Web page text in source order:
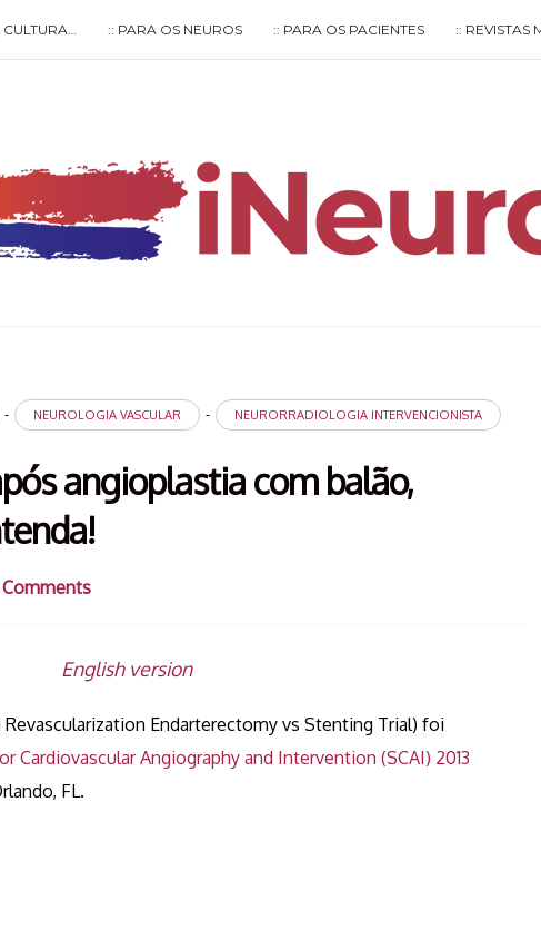
CULTURA… :: PARA OS NEUROS :: PARA OS PACIENTES :: REVISTAS
Type your search keyword, and press enter to search
- NEUROLOGIA VASCULAR - NEURORRADIOLOGIA INTERVENCIONISTA
angioplastia com balão,
English version
Endarterectomy vs Stenting Trial) foi
Cardiovascular Angiography and Intervention (SCAI) 2013
FL.